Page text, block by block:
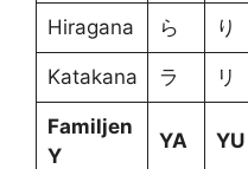
Hiragana ら り
Katakana ラ リ
Familjen
Y
YA YU